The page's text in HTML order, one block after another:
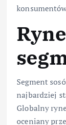
Segment
najbardziej
Globalny
oceniany